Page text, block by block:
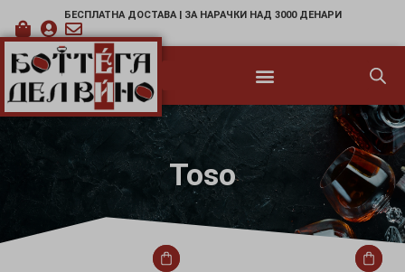
БЕСПЛАТНА ДОСТАВА | ЗА НАРАЧКИ НАД 3000 ДЕНАРИ
Toso